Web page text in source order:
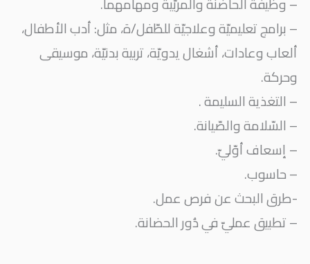
– برامج تعليميّة وعلاجيّة للطّفل/ة، مثل: أدب الأطفال،
ألعاب وعادات، أشغال يدويّة، تربية بدنيّة، موسيقى
وحركة.
– التغذية السليمة .
– السّلامة والصّيانة.
– إسعاف أوّليّ.
– حاسوب.
-طرق البحث عن فرص عمل.
– تطبيق عمليّ في دُور الحضانة.